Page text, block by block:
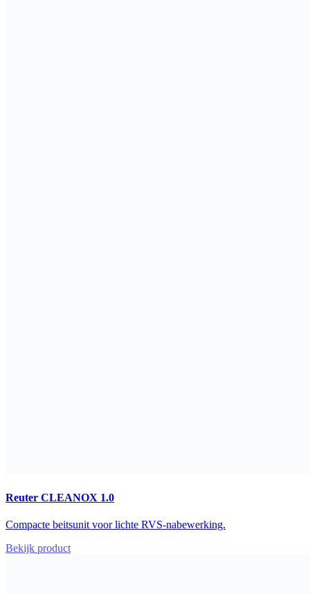
Reuter CLEANOX 1.0
Compacte beitsunit voor lichte RVS-nabewerking.
Bekijk product